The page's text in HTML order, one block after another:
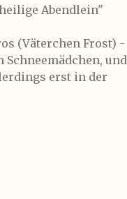
Abendlein"
(Väterchen Frost) -
und
erst in der